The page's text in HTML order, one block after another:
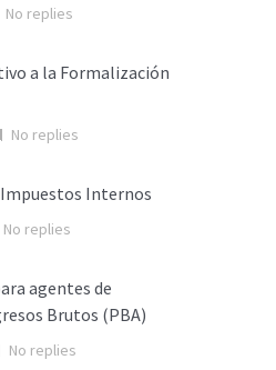
No replies
a la Formalización
No replies
Internos
No replies
agentes de
Brutos (PBA)
No replies